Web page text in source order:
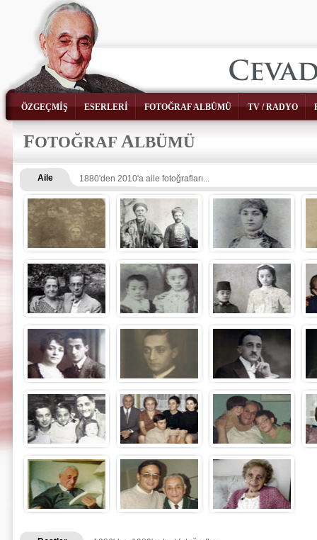
ÖZGEÇMİŞ ESERLERİ FOTOĞRAF ALBÜMÜ TV / RADYO
FOTOĞRAF ALBÜMÜ
Aile 1880'den 2010'a aile fotoğrafları...